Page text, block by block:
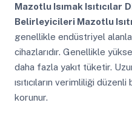
Mazotlu Isımak Isıtıcılar
Belirleyicileri Mazotlu
genellikle endüstriyel
cihazlarıdır. Genellikle
daha fazla yakıt tüketir.
ısıtıcıların verimliliği
korunur.